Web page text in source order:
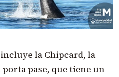
la Chipcard, la
pase, que tiene un